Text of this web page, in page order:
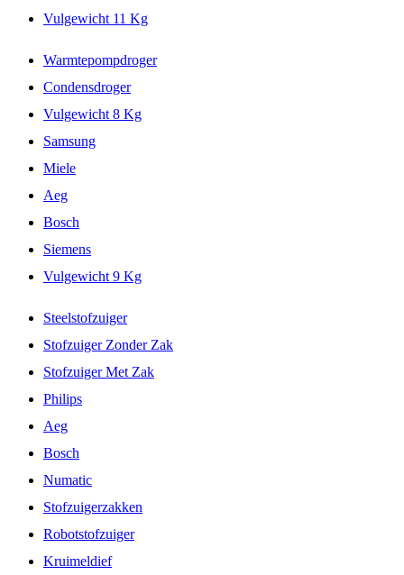
Vulgewicht 11 Kg
Warmtepompdroger
Condensdroger
Vulgewicht 8 Kg
Samsung
Miele
Aeg
Bosch
Siemens
Vulgewicht 9 Kg
Steelstofzuiger
Stofzuiger Zonder Zak
Stofzuiger Met Zak
Philips
Aeg
Bosch
Numatic
Stofzuigerzakken
Robotstofzuiger
Kruimeldief